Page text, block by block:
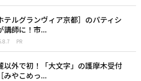
テルグランヴィア京都］のパティシ
講師に！市...
PR
以外で初！「大文字」の護摩木受付
みやこめっ...